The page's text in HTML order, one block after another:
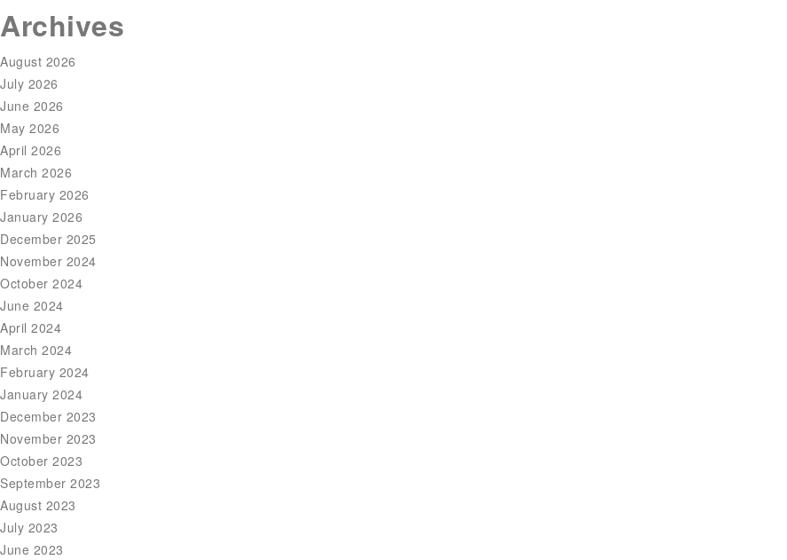
Archives
August 2026
July 2026
June 2026
May 2026
April 2026
March 2026
February 2026
January 2026
December 2025
November 2024
October 2024
June 2024
April 2024
March 2024
February 2024
January 2024
December 2023
November 2023
October 2023
September 2023
August 2023
July 2023
June 2023